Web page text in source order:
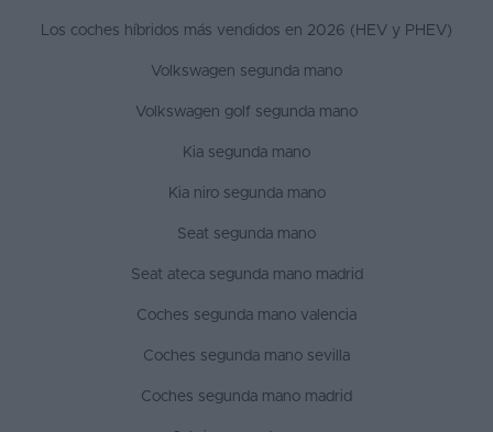
Los coches híbridos más vendidos en 2026 (HEV y PHEV)
Volkswagen segunda mano
Volkswagen golf segunda mano
Kia segunda mano
Kia niro segunda mano
Seat segunda mano
Seat ateca segunda mano madrid
Coches segunda mano valencia
Coches segunda mano sevilla
Coches segunda mano madrid